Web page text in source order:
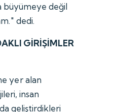
büyümeye değil
dedi.
GİRİŞİMLER
yer alan
insan
geliştirdikleri